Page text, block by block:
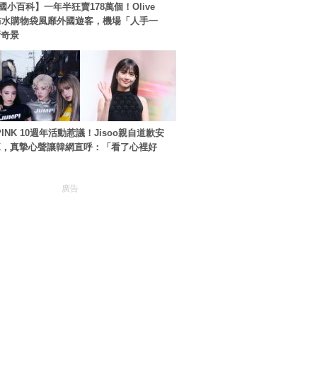
小百科】一年半狂賣178萬個！Olive
購物袋風靡外國遊客，機場「人手一
景
10週年活動惹議！Jisoo親自道歉安
真摯心聲讓韓網直呼：「看了心裡好
廣告